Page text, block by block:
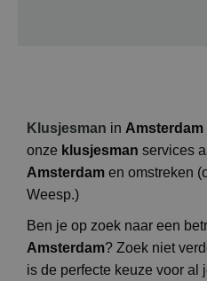
Klusjesman in Amsterdam
onze klusjesman services
Amsterdam en omstreken
Weesp.)
Ben je op zoek naar een
Amsterdam? Zoek niet
is de perfecte keuze voor al